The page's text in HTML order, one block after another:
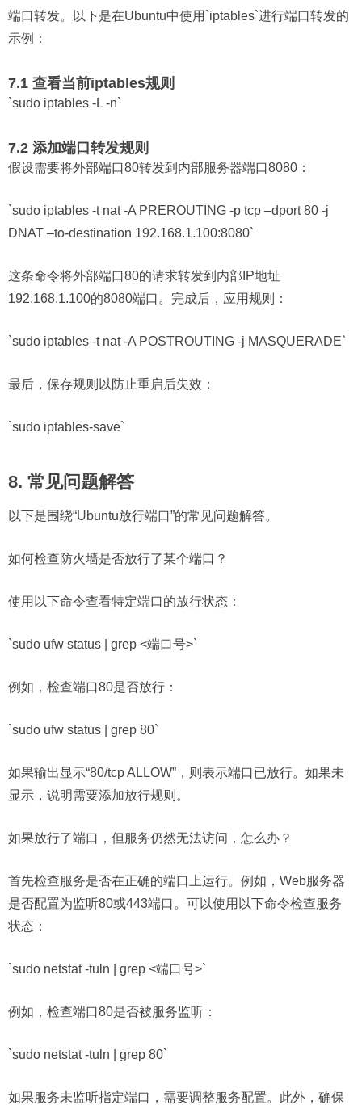
端口转发。以下是在Ubuntu中使用`iptables`进行端口转发的
示例：
7.1 查看当前iptables规则
`sudo iptables -L -n`
7.2 添加端口转发规则
假设需要将外部端口80转发到内部服务器端口8080：
`sudo iptables -t nat -A PREROUTING -p tcp –dport 80 -j
DNAT –to-destination 192.168.1.100:8080`
这条命令将外部端口80的请求转发到内部IP地址
192.168.1.100的8080端口。完成后，应用规则：
`sudo iptables -t nat -A POSTROUTING -j MASQUERADE`
最后，保存规则以防止重启后失效：
`sudo iptables-save`
8. 常见问题解答
以下是围绕“Ubuntu放行端口”的常见问题解答。
如何检查防火墙是否放行了某个端口？
使用以下命令查看特定端口的放行状态：
`sudo ufw status | grep <端口号>`
例如，检查端口80是否放行：
`sudo ufw status | grep 80`
如果输出显示“80/tcp ALLOW”，则表示端口已放行。如果未
显示，说明需要添加放行规则。
如果放行了端口，但服务仍然无法访问，怎么办？
首先检查服务是否在正确的端口上运行。例如，Web服务器
是否配置为监听80或443端口。可以使用以下命令检查服务
状态：
`sudo netstat -tuln | grep <端口号>`
例如，检查端口80是否被服务监听：
`sudo netstat -tuln | grep 80`
如果服务未监听指定端口，需要调整服务配置。此外，确保